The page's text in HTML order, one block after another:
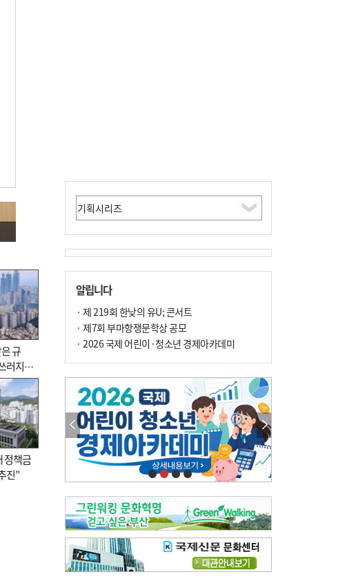
규
러지기
정책금
진”
알립니다
· 제 219회 한낮의 유U; 콘서트
· 제7회 부마항쟁문학상 공모
· 2026 국제 어린이·청소년 경제아카데미